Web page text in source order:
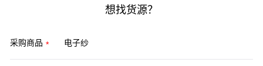
想找货源？
采购商品